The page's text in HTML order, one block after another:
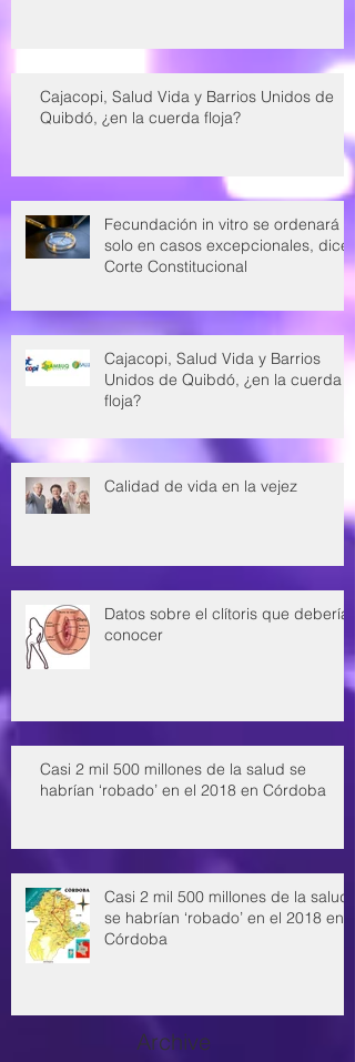
Cajacopi, Salud Vida y Barrios Unidos de
Quibdó, ¿en la cuerda floja?
Fecundación in vitro se ordenará
solo en casos excepcionales, dice
Corte Constitucional
Cajacopi, Salud Vida y Barrios
Unidos de Quibdó, ¿en la cuerda
floja?
Calidad de vida en la vejez
Datos sobre el clítoris que deberías
conocer
Casi 2 mil 500 millones de la salud se
habrían ‘robado’ en el 2018 en Córdoba
Casi 2 mil 500 millones de la salud
se habrían ‘robado’ en el 2018 en
Córdoba
Archive